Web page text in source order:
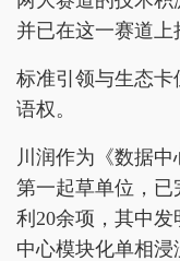
并已在这一赛道上
标准引领与生态
语权。
川润作为《数据
第一起草单位，
利20余项，其中
中心模块化单相